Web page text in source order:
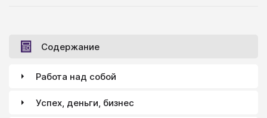
Содержание
Работа над собой
Успех, деньги, бизнес